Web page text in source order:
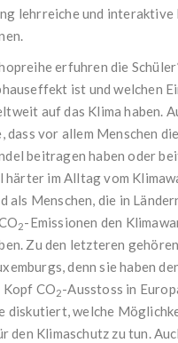
lehrreiche und interaktive
erfuhren die
ist und welchen
auf das Klima haben.
dass vor allem Menschen
beitragen haben oder
härter im Alltag vom
als Menschen, die in
2-Emissionen den
Zu den letzteren
denn sie haben
CO2-Ausstoss in
diskutiert, welche
den Klimaschutz zu tun.